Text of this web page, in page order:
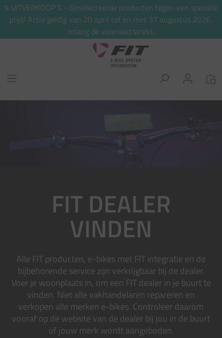
% UITVERKOOP % - Geselecteerde producten tegen een speciale
prijs! Actie geldig van 20 april tot en met 31 augustus 2026,
zolang de voorraad strekt.
FIT DEALER
VINDEN
Alle FIT producten, e-bikes met FIT integratie en de
bijbehorende service zijn verkrijgbaar bij de dealer.
Voer je woonplaats in, om een FIT dealer in je buurt te
vinden. Niet alle vakhandelaren repareren en
verkopen alle merken e-bikes. Controleer daarom
vooraf op de website van de dealer bij jou in de buurt
of jouw merk wordt aangeboden.